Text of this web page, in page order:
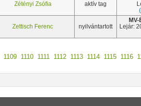
Zétényi Zsófia aktív tag
Zettisch Ferenc nyilvántartott
Lejár:
1109 1110 1111 1112 1113 1114 1115 1116